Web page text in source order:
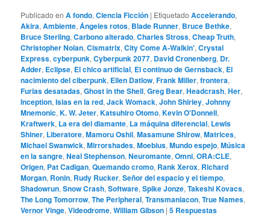
Publicado en A fondo,Ciencia Ficción | Etiquetado Accelerando,
Akira,Ambiente,Ángeles rotos, Blade Runner, Bruce Bethke,
Bruce Sterling,Carbono alterado,Charles Stross,Cheap Truth,
Christopher Nolan,Cismatrix,City Come A-Walkin',Crystal
Express,cyberpunk,Cyberpunk 2077, David Cronenberg, Dr.
Adder, Eclipse, El chico artificial, El continuo de Gernsback, El
nacimiento del ciberpunk, Ellen Datlow,Frank Miller,frontera,
Furias desatadas,Ghost in the Shell,Greg Bear,Headcrash,Her,
Inception,Islas en la red,Jack Womack,John Shirley,Johnny
Mnemonic,K. W. Jeter,Katsuhiro Otomo,Kevin O'Donnell,
Kraftwerk, La era del diamante, La máquina diferencial, Lewis
Shiner, Liberatore,Mamoru Oshii,Masamune Shirow,Matrices,
Michael Swanwick,Mirrorshades,Moebius,Mundo espejo,Música
en la sangre,Neal Stephenson,Neuromante,Omni,ORA:CLE,
Origen, Pat Cadigan,Quemando cromo, Rank Xerox, Richard
Morgan, Ronin, Rudy Rucker,Señor del espacio y el tiempo,
Shadowrun,Snow Crash,Software,Spike Jonze,Takeshi Kovacs,
The Long Tomorrow,The Peripheral,Transmaniacon,True Names,
Vernor Vinge,Videodrome,William Gibson |5 Respuestas